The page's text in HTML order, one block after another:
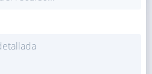
Reseñas